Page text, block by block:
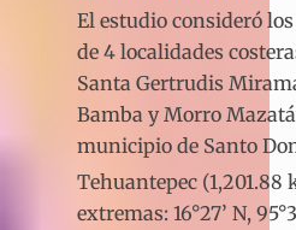
El estudio consideró
de 4 localidades
Santa Gertrudis
Bamba y Morro
municipio de Santo
Tehuantepec (1,201.88
extremas: 16°27’ N,